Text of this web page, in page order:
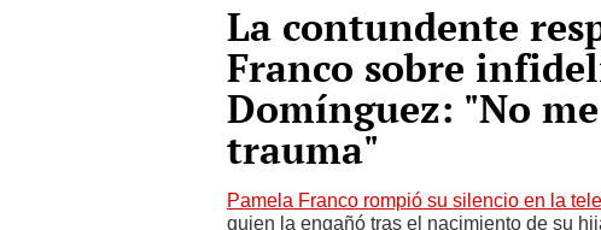
La contundente
Franco sobre
Domínguez: "No
trauma"
Pamela Franco rompió su silencio en la
quien la engañó tras el nacimiento de su